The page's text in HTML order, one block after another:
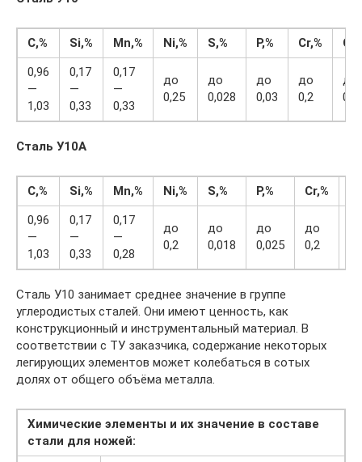
C,% Si,% Mn,% Ni,% S,% P,% Cr,%
0,96
—
1,03
0,17
—
0,33
0,17
—
0,33
до
0,25
до
0,028
до
0,03
до
0,2
до
Сталь У10А
C,% Si,% Mn,% Ni,% S,% P,% Cr,%
0,96
—
1,03
0,17
—
0,33
0,17
—
0,28
до
0,2
до
0,018
до
0,025
до
0,2
Сталь У10 занимает среднее значение в группе
углеродистых сталей. Они имеют ценность, как
конструкционный и инструментальный материал. В
соответствии с ТУ заказчика, содержание некоторых
легирующих элементов может колебаться в сотых
долях от общего объёма металла.
Химические элементы и их значение в составе
стали для ножей: